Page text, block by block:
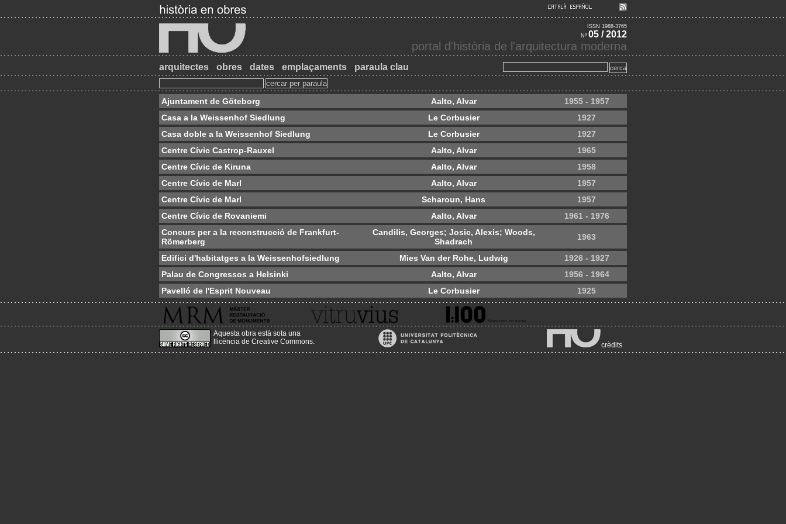
ISSN 1988-3765
Nº 05 / 2012
portal d'història de l'arquitectura moderna
arquitectes obres dates emplaçaments paraula clau
Ajuntament de Göteborg Aalto, Alvar
1955 - 1957
Casa a la Weissenhof Siedlung
Le Corbusier
1927
Casa doble a la Weissenhof Siedlung
Le Corbusier
1927
Centre Cívic Castrop-Rauxel
Aalto, Alvar
1965
Centre Cívic de Kiruna
Aalto, Alvar
1958
Centre Cívic de Marl
Aalto, Alvar
1957
Centre Cívic de Marl
Scharoun, Hans
1957
Centre Cívic de Rovaniemi
Aalto, Alvar
1961 - 1976
Concurs per a la reconstrucció de Frankfurt-
Römerberg
Candilis, Georges; Josic, Alexis; Woods,
Shadrach
1963
Edifici d'habitatges a la Weissenhofsiedlung Mies Van der Rohe, Ludwig
1926 - 1927
Palau de Congressos a Helsinki
Aalto, Alvar
1956 - 1964
Pavelló de l'Esprit Nouveau
Le Corbusier 1925
Aquesta obra està sota una
llicència de Creative Commons. crèdits